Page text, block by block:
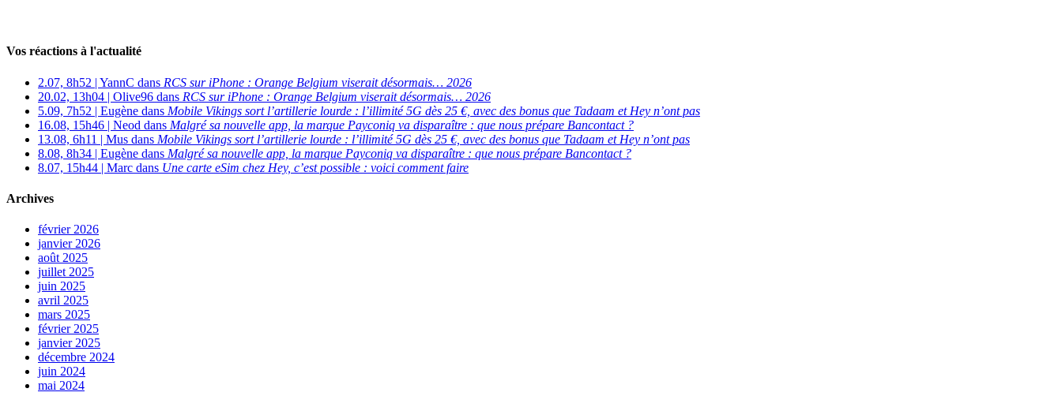
Vos réactions à l'actualité
2.07, 8h52 | YannC dans RCS sur iPhone : Orange Belgium viserait désormais… 2026
20.02, 13h04 | Olive96 dans RCS sur iPhone : Orange Belgium viserait désormais… 2026
5.09, 7h52 | Eugène dans Mobile Vikings sort l’artillerie lourde : l’illimité 5G dès 25 €, avec des bonus que Tadaam et Hey n’ont pas
16.08, 15h46 | Neod dans Malgré sa nouvelle app, la marque Payconiq va disparaître : que nous prépare Bancontact ?
13.08, 6h11 | Mus dans Mobile Vikings sort l’artillerie lourde : l’illimité 5G dès 25 €, avec des bonus que Tadaam et Hey n’ont pas
8.08, 8h34 | Eugène dans Malgré sa nouvelle app, la marque Payconiq va disparaître : que nous prépare Bancontact ?
8.07, 15h44 | Marc dans Une carte eSim chez Hey, c’est possible : voici comment faire
Archives
février 2026
janvier 2026
août 2025
juillet 2025
juin 2025
avril 2025
mars 2025
février 2025
janvier 2025
décembre 2024
juin 2024
mai 2024